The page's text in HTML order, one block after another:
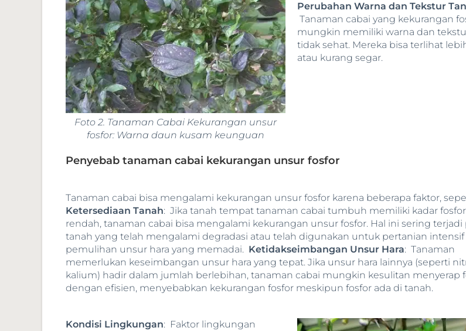
Foto 2. Tanaman Cabai Kekurangan unsur
fosfor: Warna daun kusam keunguan
Perubahan Warna dan Tekstur
Tanaman cabai yang kekurangan
mungkin memiliki warna dan
tidak sehat. Mereka bisa terlihat
atau kurang segar.
Penyebab tanaman cabai kekurangan unsur fosfor
Tanaman cabai bisa mengalami kekurangan unsur fosfor karena beberapa faktor,
Ketersediaan Tanah: Jika tanah tempat tanaman cabai tumbuh memiliki kadar
rendah, tanaman cabai bisa mengalami kekurangan unsur fosfor. Hal ini sering terjadi
tanah yang telah mengalami degradasi atau telah digunakan untuk pertanian intensif
pemulihan unsur hara yang memadai. Ketidakseimbangan Unsur Hara: Tanaman
memerlukan keseimbangan unsur hara yang tepat. Jika unsur hara lainnya (seperti
kalium) hadir dalam jumlah berlebihan, tanaman cabai mungkin kesulitan menyerap
dengan efisien, menyebabkan kekurangan fosfor meskipun fosfor ada di tanah.
Kondisi Lingkungan: Faktor lingkungan